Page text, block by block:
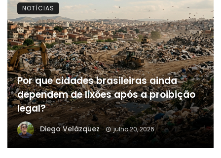
Por que cidades brasileiras ainda
dependem de lixões após a proibição
legal?
Diego Velázquez julho 20, 2026
NOTÍCIAS